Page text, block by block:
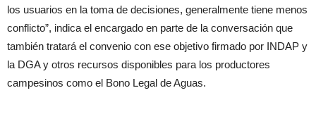
los usuarios en la toma de decisiones, generalmente tiene menos
conflicto”, indica el encargado en parte de la conversación que
también tratará el convenio con ese objetivo firmado por INDAP y
la DGA y otros recursos disponibles para los productores
campesinos como el Bono Legal de Aguas.